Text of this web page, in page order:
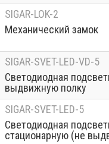
SIGAR-LOK-2
Механический замок
SIGAR-SVET-LED-VD-5
Светодиодная
выдвижную полку
SIGAR-SVET-LED-5
Светодиодная
стационарную (не